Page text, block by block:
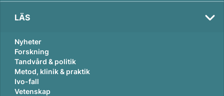
LÄS
Nyheter
Forskning
Tandvård & politik
Metod, klinik & praktik
Ivo-fall
Vetenskap